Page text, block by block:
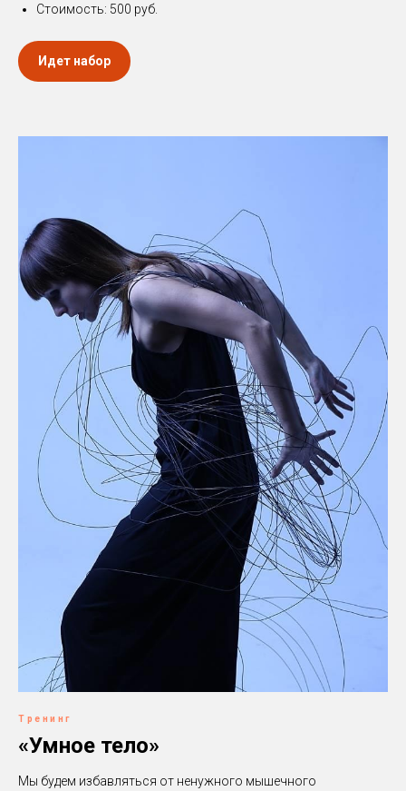
Стоимость: 500 руб.
Идет набор
Тренинг
«Умное тело»
Мы будем избавляться от ненужного мышечного